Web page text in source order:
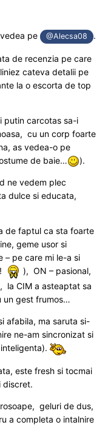
pe @Alecsa08 .
de recenzia pe care
cateva detalii pe
la o escorta de top
putin carcotas sa-i
cu un corp foarte
as vedea-o pe
de baie…
).
ne vedem plec
dulce si educata,
de faptul ca sta foarte
geme usor si
– pe care mi le-a si
), ON – pasional,
la CIM a asteaptat sa
un gest frumos…
afabila, ma saruta si-
ne-am sincronizat si
este fresh si tocmai
discret.
geluri de dus,
a completa o intalnire